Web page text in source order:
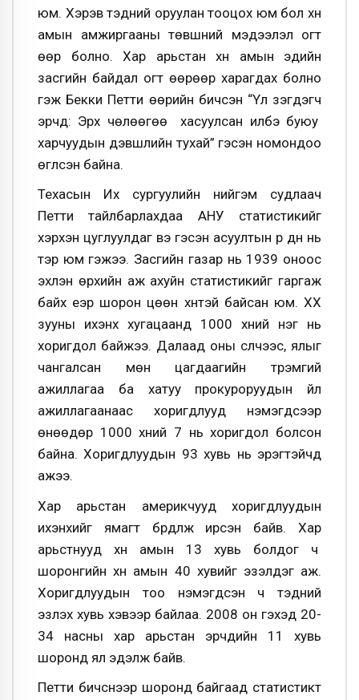
юм. Хэрэв тэдний оруулан тооцох юм бол хүн
амын амжиргааны төвшний мэдээлэл огт
өөр болно. Хар арьстан хүн амын эдийн
засгийн байдал огт өөрөөр харагдах болно
гэж Бекки Петти өөрийн бичсэн “Үл үзэгдэгч
эрчүүд: Эрх чөлөөгөө хасуулсан илбэ буюу
харчуудын дэвшлийн тухай” гэсэн номондоо
өгүүлсэн байна.
Техасын Их сургуулийн нийгэм судлаач
Петти тайлбарлахдаа АНУ статистикийг
хэрхэн цуглуулдаг вэ гэсэн асуултын үр дүн нь
тэр юм гэжээ. Засгийн газар нь 1939 оноос
эхлэн өрхийн аж ахуйн статистикийг гаргаж
байх үеэр шорон цөөн хүнтэй байсан юм. ХХ
зууны ихэнх хугацаанд 1000 хүний нэг нь
хоригдол байжээ. Далаад оны сүүлчээс, ялыг
чангалсан мөн цагдаагийн түрэмгий
ажиллагаа ба хатуу прокуроруудын үйл
ажиллагаанаас хоригдлууд нэмэгдсээр
өнөөдөр 1000 хүний 7 нь хоригдол болсон
байна. Хоригдлуудын 93 хувь нь эрэгтэйчүүд
ажээ.
Хар арьстан америкчууд хоригдлуудын
ихэнхийг ямагт бүрдүүлж ирсэн байв. Хар
арьстнууд хүн амын 13 хувь болдог ч
шоронгийн хүн амын 40 хувийг эзэлдэг аж.
Хоригдлуудын тоо нэмэгдсэн ч тэдний
эзлэх хувь хэвээр байлаа. 2008 он гэхэд 20-
34 насны хар арьстан эрчүүдийн 11 хувь
шоронд ял эдэлж байв.
Петти бичснээр шоронд байгаад статистикт